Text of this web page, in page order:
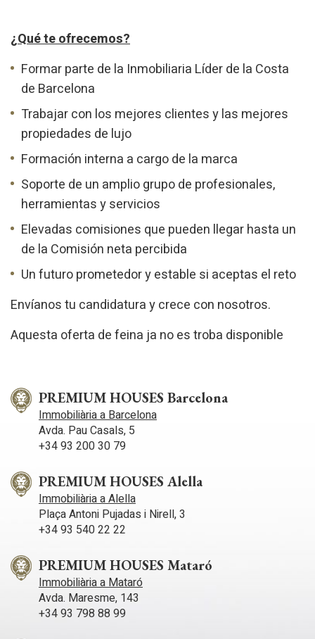
¿Qué te ofrecemos?
Formar parte de la Inmobiliaria Líder de la Costa
de Barcelona
Trabajar con los mejores clientes y las mejores
propiedades de lujo
Formación interna a cargo de la marca
Soporte de un amplio grupo de profesionales,
herramientas y servicios
Elevadas comisiones que pueden llegar hasta un
de la Comisión neta percibida
Un futuro prometedor y estable si aceptas el reto
Envíanos tu candidatura y crece con nosotros.
Aquesta oferta de feina ja no es troba disponible
PREMIUM HOUSES Barcelona
Immobiliària a Barcelona
Avda. Pau Casals, 5
+34 93 200 30 79
PREMIUM HOUSES Alella
Immobiliària a Alella
Plaça Antoni Pujadas i Nirell, 3
+34 93 540 22 22
PREMIUM HOUSES Mataró
Immobiliària a Mataró
Avda. Maresme, 143
+34 93 798 88 99